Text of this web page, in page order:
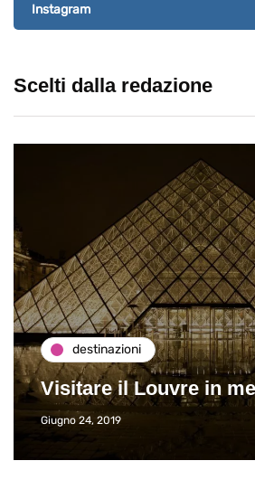
Instagram
Scelti dalla redazione
destinazioni
Visitare il Louvre in
Giugno 24, 2019